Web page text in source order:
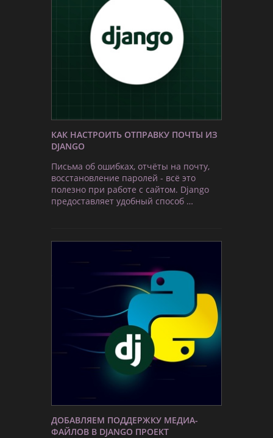
КАК НАСТРОИТЬ ОТПРАВКУ ПОЧТЫ ИЗ
DJANGO
Письма об ошибках, отчёты на почту,
восстановление паролей - всё это
полезно при работе с сайтом. Django
предоставляет удобный способ …
ДОБАВЛЯЕМ ПОДДЕРЖКУ МЕДИА-
ФАЙЛОВ В DJANGO ПРОЕКТ